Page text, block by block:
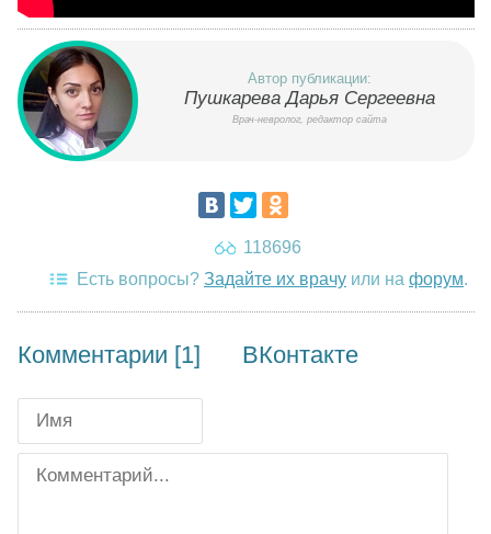
Автор публикации:
Пушкарева Дарья Сергеевна
Врач-невролог, редактор сайта
118696
Есть вопросы? Задайте их врачу или на форум.
Комментарии [1] ВКонтакте